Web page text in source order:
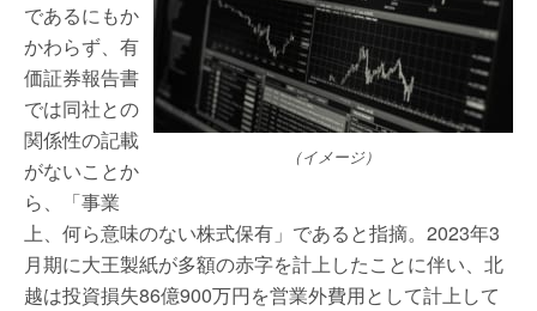
（イメージ）
であるにもか
かわらず、有
価証券報告書
では同社との
関係性の記載
がないことか
ら、「事業
上、何ら意味のない株式保有」であると指摘。2023年3
月期に大王製紙が多額の赤字を計上したことに伴い、北
越は投資損失86億900万円を営業外費用として計上して